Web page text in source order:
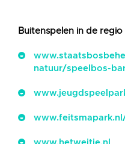
Buitenspelen in de regio
natuur/speelbos-